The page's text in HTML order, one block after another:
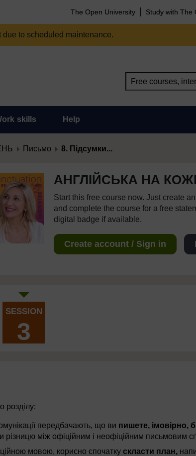
The Open University Study with The
to scheduled maintenance.
skills Help
Письмо 8. Підсумки...
АНГЛІЙСЬКА НА
Start this free course now. Just create
and complete the course for a free
digital badge if available.
Create account / Sign in
SESSION
3
розділу:
передбачають, що ви пишете, імовірно,
різницю між офіційним і неофіційним письмовим
мовою, корисно спочаткускласти план,